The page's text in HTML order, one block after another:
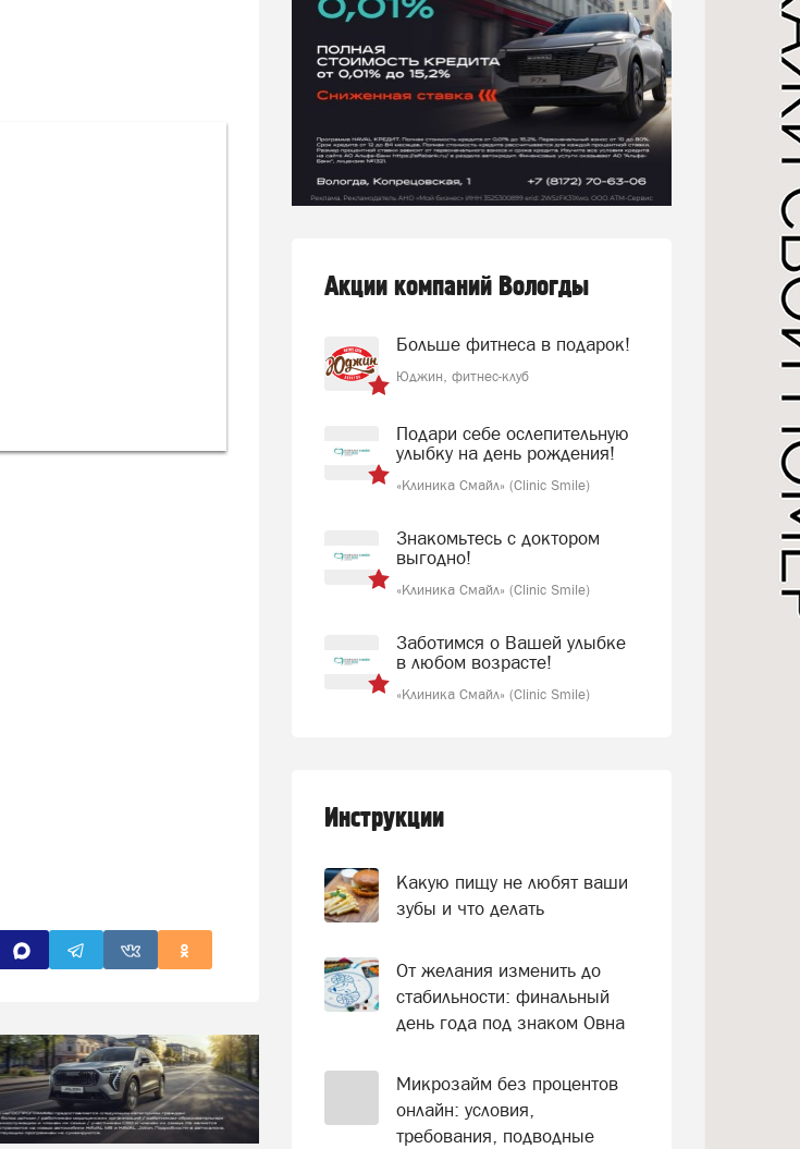
Акции компаний Вологды
Больше фитнеса в подарок!
Юджин, фитнес-клуб
Подари себе ослепительную
улыбку на день рождения!
«Клиника Смайл» (Clinic Smile)
Знакомьтесь с доктором
выгодно!
«Клиника Смайл» (Clinic Smile)
Заботимся о Вашей улыбке
в любом возрасте!
«Клиника Смайл» (Clinic Smile)
Инструкции
Какую пищу не любят ваши
зубы и что делать
От желания изменить до
стабильности: финальный
день года под знаком Овна
Микрозайм без процентов
онлайн: условия,
требования, подводные